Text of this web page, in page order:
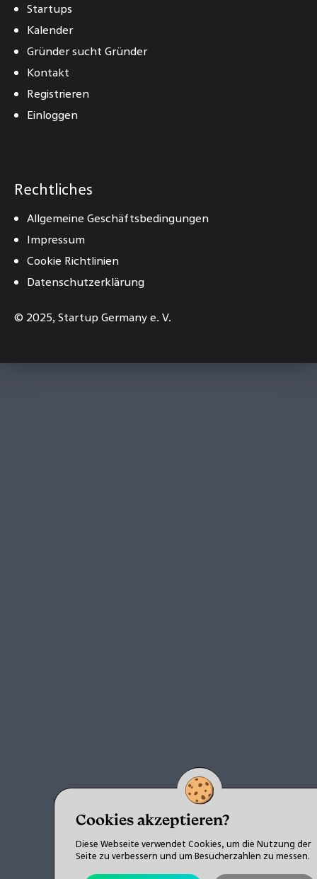
Startups
Kalender
Gründer sucht Gründer
Kontakt
Registrieren
Einloggen
Rechtliches
Allgemeine Geschäftsbedingungen
Impressum
Cookie Richtlinien
Datenschutzerklärung
© 2025,Startup Germany e. V.
Cookies akzeptieren?
Diese Webseite verwendet Cookies, um die Nutzung der
Seite zu verbessern und um Besucherzahlen zu messen.